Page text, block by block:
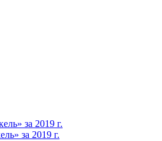
за 2019 г.
за 2019 г.